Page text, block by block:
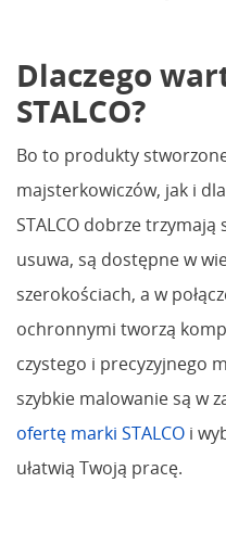
Dlaczego
STALCO?
Bo to produkty
majsterkowiczów, jak i
STALCO dobrze trzymają
usuwa, są dostępne w
szerokościach, a w
ochronnymi tworzą
czystego i precyzyjnego
szybkie malowanie są w
ofertę marki STALCO i
ułatwią Twoją pracę.